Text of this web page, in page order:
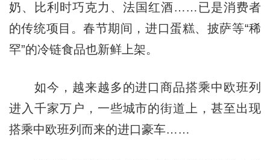
奶、比利时巧克力、法国红酒……已是消费者
的传统项目。春节期间，进口蛋糕、披萨等“稀
罕”的冷链食品也新鲜上架。
如今，越来越多的进口商品搭乘中欧班列
进入千家万户，一些城市的街道上，甚至出现
搭乘中欧班列而来的进口豪车……